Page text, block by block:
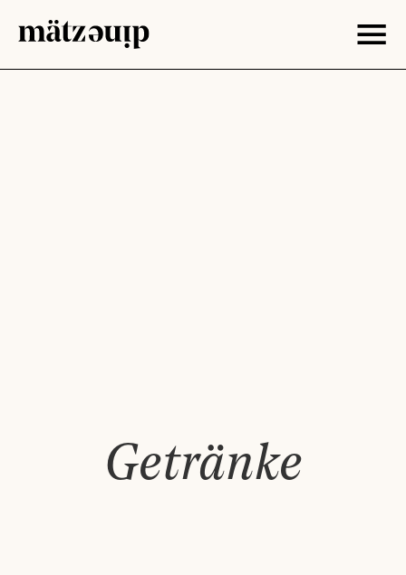
Getränke